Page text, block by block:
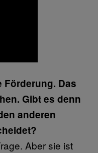
Förderung. Das
Gibt es denn
anderen
Aber sie ist